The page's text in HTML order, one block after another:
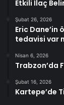
Etkili İlaç
Şubat 26, 2026
Eric Dane’in
tedavisi var
Nisan 6, 2026
Trabzon’da
Şubat 16, 2026
Kartepe’de